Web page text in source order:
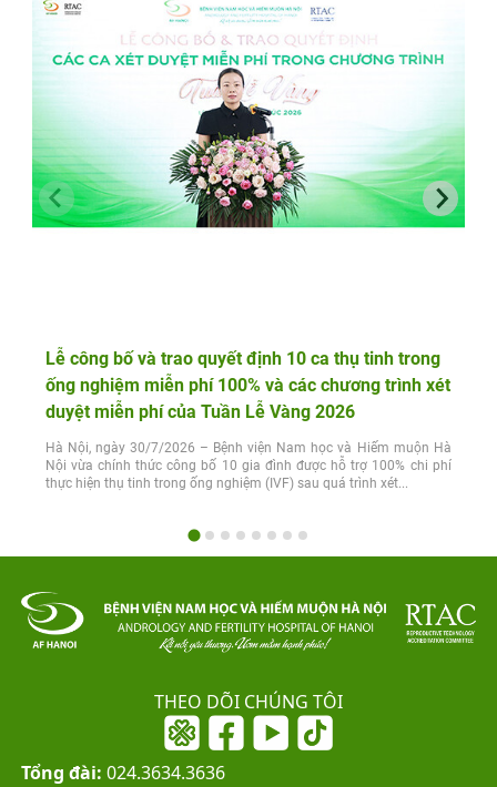
Lễ công bố và trao quyết định 10 ca thụ tinh trong
ống nghiệm miễn phí 100% và các chương trình xét
duyệt miễn phí của Tuần Lễ Vàng 2026
Hà Nội, ngày 30/7/2026 – Bệnh viện Nam học và Hiếm muộn Hà
Nội vừa chính thức công bố 10 gia đình được hỗ trợ 100% chi phí
thực hiện thụ tinh trong ống nghiệm (IVF) sau quá trình xét...
THEO DÕI CHÚNG TÔI
Tổng đài: 024.3634.3636